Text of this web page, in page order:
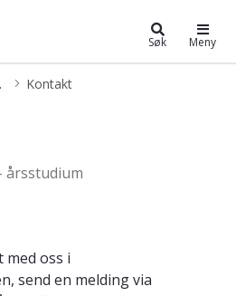
- årsstudium
Søk Meny
Kontakt
-
årsstudium
med oss i
send en melding via